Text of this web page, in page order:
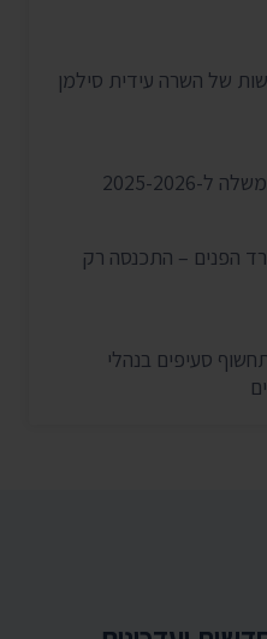
של השרה עידית סילמן
2026
הפנים – התכנסה רק
סעיפים בנהלי